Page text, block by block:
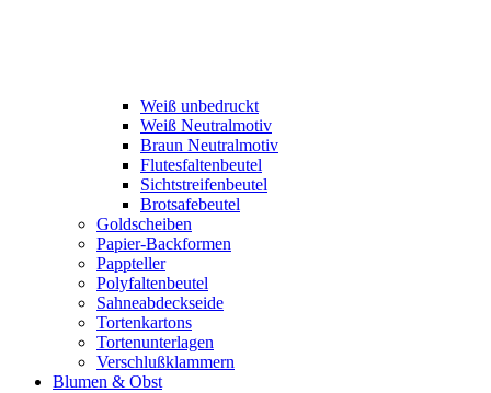
Weiß unbedruckt
Weiß Neutralmotiv
Braun Neutralmotiv
Flutesfaltenbeutel
Sichtstreifenbeutel
Brotsafebeutel
Goldscheiben
Papier-Backformen
Pappteller
Polyfaltenbeutel
Sahneabdeckseide
Tortenkartons
Tortenunterlagen
Verschlußklammern
Blumen & Obst